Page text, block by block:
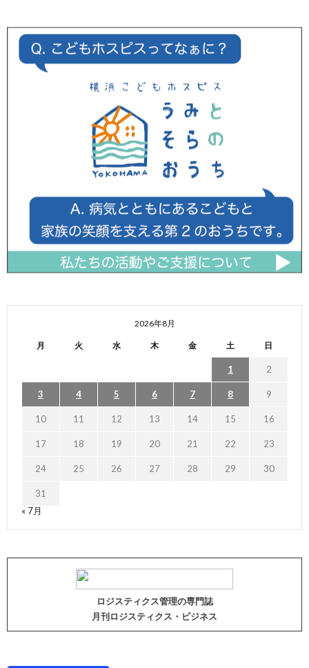
2026年8月
月 火 水 木 金 土 日
1 2
3 4 5 6 7 8 9
10 11 12 13 14 15 16
17 18 19 20 21 22 23
24 25 26 27 28 29 30
31
« 7月
ロジスティクス管理の専門誌
月刊ロジスティクス・ビジネス